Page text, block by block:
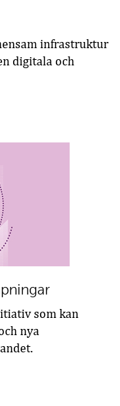
infrastruktur
digitala och
som kan
nya